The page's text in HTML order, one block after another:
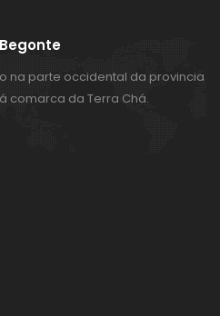
na parte occidental da provincia
comarca da Terra Chá.